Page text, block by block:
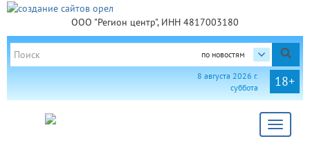
ООО "Регион центр", ИНН 4817003180
по новостям
18+
8 августа 2026 г.
суббота
Toggle